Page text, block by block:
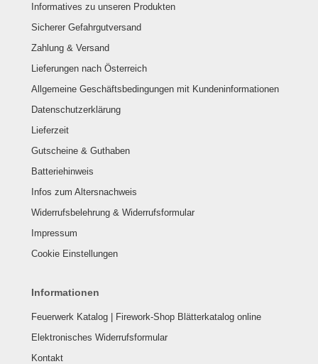
Informatives zu unseren Produkten
Sicherer Gefahrgutversand
Zahlung & Versand
Lieferungen nach Österreich
Allgemeine Geschäftsbedingungen mit Kundeninformationen
Datenschutzerklärung
Lieferzeit
Gutscheine & Guthaben
Batteriehinweis
Infos zum Altersnachweis
Widerrufsbelehrung & Widerrufsformular
Impressum
Cookie Einstellungen
Informationen
Feuerwerk Katalog | Firework-Shop Blätterkatalog online
Elektronisches Widerrufsformular
Kontakt